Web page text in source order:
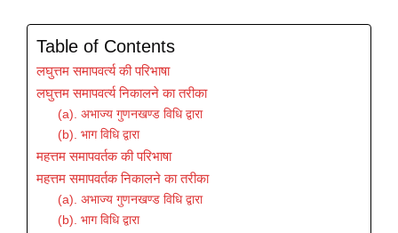
Table of Contents
लघुत्तम समापवर्त्य की परिभाषा
लघुत्तम समापवर्त्य निकालने का तरीका
(a). अभाज्य गुणनखण्ड विधि द्वारा
(b). भाग विधि द्वारा
महत्तम समापवर्तक की परिभाषा
महत्तम समापवर्तक निकालने का तरीका
(a). अभाज्य गुणनखण्ड विधि द्वारा
(b). भाग विधि द्वारा